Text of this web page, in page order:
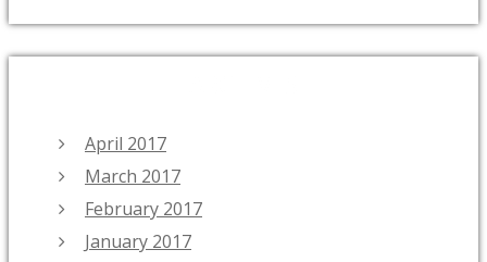
April 2017
March 2017
February 2017
January 2017